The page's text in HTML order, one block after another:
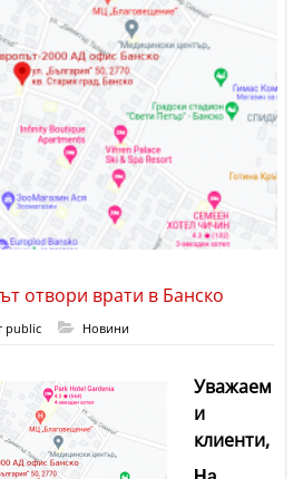
отвори врати в Банско
public Новини
Уважаем
и
клиенти,